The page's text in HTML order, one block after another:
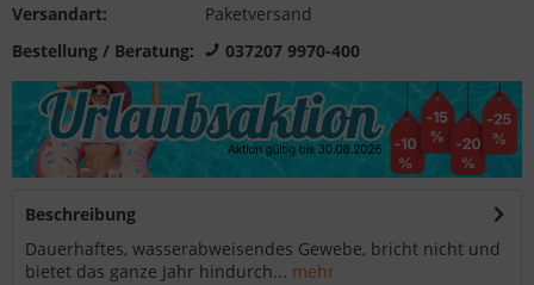
Versandart:
Paketversand
Bestellung / Beratung:
037207 9970-400
Beschreibung
Dauerhaftes, wasserabweisendes Gewebe, bricht nicht und
bietet das ganze Jahr hindurch... mehr